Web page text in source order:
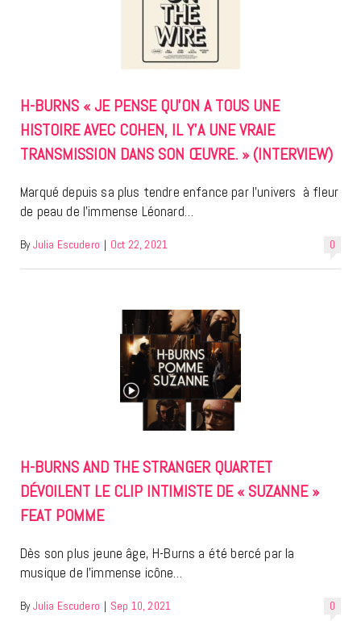
H-BURNS « JE PENSE QU’ON A TOUS UNE
HISTOIRE AVEC COHEN, IL Y’A UNE VRAIE
TRANSMISSION DANS SON ŒUVRE. » (INTERVIEW)
Marqué depuis sa plus tendre enfance par l’univers à fleur
de peau de l’immense Léonard…
0
By Julia Escudero | Oct 22, 2021
H-BURNS AND THE STRANGER QUARTET
DÉVOILENT LE CLIP INTIMISTE DE « SUZANNE »
FEAT POMME
Dès son plus jeune âge, H-Burns a été bercé par la
musique de l’immense icône…
0
By Julia Escudero | Sep 10, 2021